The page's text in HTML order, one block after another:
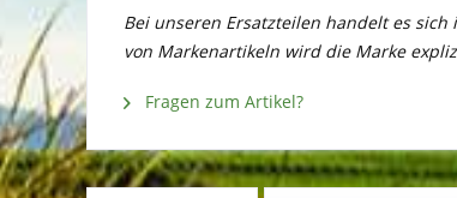
Bei unseren Ersatzteilen handelt es
von Markenartikeln wird die Marke
Fragen zum Artikel?